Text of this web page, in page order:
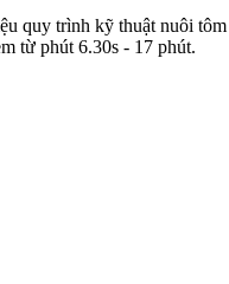
quy trình kỹ thuật nuôi tôm
từ phút 6.30s - 17 phút.